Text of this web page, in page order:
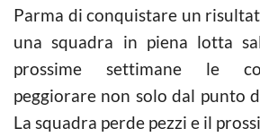
Parma di conquistare un
una squadra in piena lotta
prossime settimane le
peggiorare non solo dal punto
La squadra perde pezzi e il